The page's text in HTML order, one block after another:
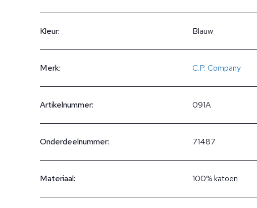
Kleur: Blauw
Merk: C.P. Company
Artikelnummer: 091A
Onderdeelnummer: 71487
Materiaal: 100% katoen